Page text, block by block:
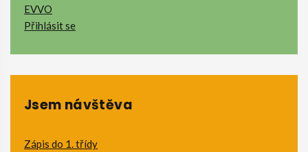
EVVO
Přihlásit se
Jsem návštěva
Zápis do 1. třídy